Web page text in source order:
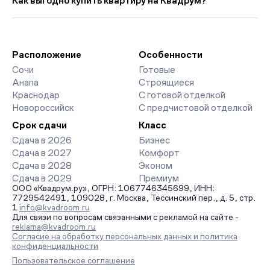
премиум-класса. На страницах ЖК доступны отзывы жильцов
о качестве строительства, интерактивный генплан корпусов,
организует просмотр и поможет одобрить ипотеку по
минимальной ставке. Чтобы зафиксировать цену, оставьте
заявку на обратный звонок.
Расположение
Сочи
Анапа
Краснодар
Новороссийск
Особенности
Готовые
Строящиеся
С готовой отделкой
С предчистовой отделкой
Срок сдачи
Сдача в 2026
Сдача в 2027
Сдача в 2028
Сдача в 2029
Класс
Бизнес
Комфорт
Эконом
Премиум
ООО «Квадрум.ру», ОГРН: 1067746345699, ИНН:
7729542491, 109028, г. Москва, Тессинский пер., д. 5, стр.
1 info@kvadroom.ru
Для связи по вопросам связанными с рекламой на сайте -
reklama@kvadroom.ru
Согласие на обработку персональных данных и политика
конфиденциальности
Пользовательское соглашение